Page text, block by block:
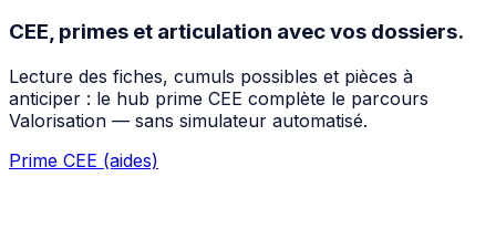
CEE, primes et articulation avec vos dossiers.
Lecture des fiches, cumuls possibles et pièces à
anticiper : le hub prime CEE complète le parcours
Valorisation — sans simulateur automatisé.
Prime CEE (aides)